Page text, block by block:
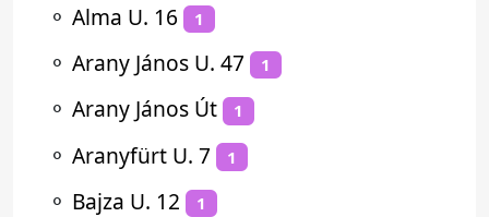
⚬ Alma U. 16 1
⚬ Arany János U. 47 1
⚬ Arany János Út 1
⚬ Aranyfürt U. 7 1
⚬ Bajza U. 12 1